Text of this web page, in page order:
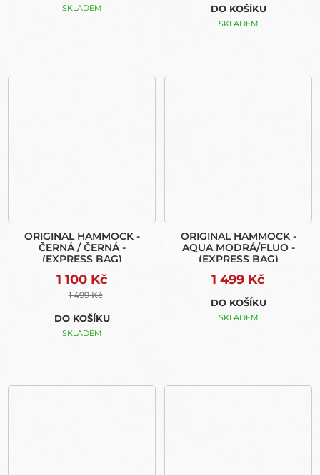
SKLADEM DO KOŠÍKU
SKLADEM
ORIGINAL HAMMOCK -
ČERNÁ / ČERNÁ -
(EXPRESS BAG)
1 100 Kč
1 499 Kč
DO KOŠÍKU
SKLADEM
ORIGINAL HAMMOCK -
AQUA MODRÁ/FLUO -
(EXPRESS BAG)
1 499 Kč
DO KOŠÍKU
SKLADEM